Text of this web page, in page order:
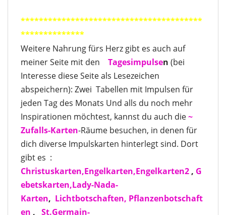
****************************************
**************
Weitere Nahrung fürs Herz gibt es auch auf
meiner Seite mit den
Tagesimpulsen (bei
Interesse diese Seite als Lesezeichen
abspeichern): Zwei Tabellen mit Impulsen für
jeden Tag des Monats Und alls du noch mehr
Inspirationen möchtest, kannst du auch die~
Zufalls-Karten-Räume besuchen, in denen für
dich diverse Impulskarten hinterlegt sind. Dort
gibt es :
Christuskarten,Engelkarten,Engelkarten2 , G
ebetskarten,Lady-Nada-
Karten, Lichtbotschaften, Pflanzenbotschaft
en , St.Germain-